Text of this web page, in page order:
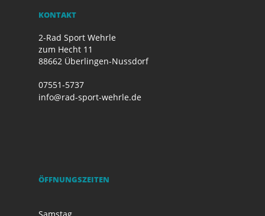
KONTAKT
2-Rad Sport Wehrle
zum Hecht 11
88662 Überlingen-Nussdorf
07551-5737
info@rad-sport-wehrle.de
ÖFFNUNGSZEITEN
Samstag